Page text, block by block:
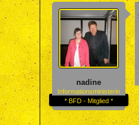
nadine
Informationsministerin
* BFD - Mitglied *